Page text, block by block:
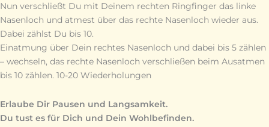
Nun verschließt Du mit Deinem rechten Ringfinger das linke
Nasenloch und atmest über das rechte Nasenloch wieder aus.
Dabei zählst Du bis 10.
Einatmung über Dein rechtes Nasenloch und dabei bis 5 zählen
– wechseln, das rechte Nasenloch verschließen beim Ausatmen
bis 10 zählen. 10-20 Wiederholungen
Erlaube Dir Pausen und Langsamkeit.
Du tust es für Dich und Dein Wohlbefinden.